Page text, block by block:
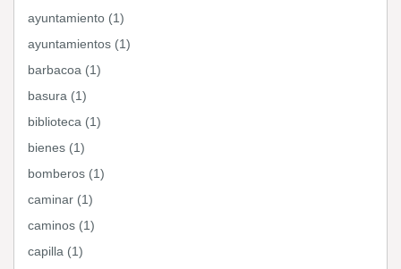
ayuntamiento (1)
ayuntamientos (1)
barbacoa (1)
basura (1)
biblioteca (1)
bienes (1)
bomberos (1)
caminar (1)
caminos (1)
capilla (1)